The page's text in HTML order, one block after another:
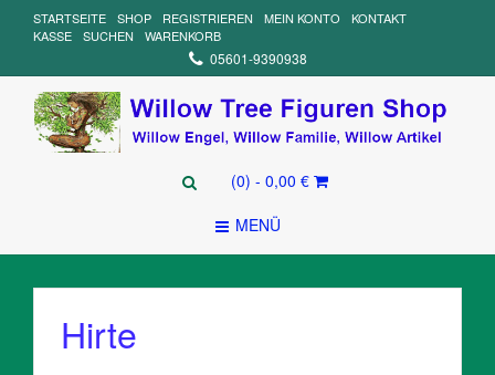
STARTSEITE SHOP REGISTRIEREN MEIN KONTO
KONTAKT
KASSE
SUCHEN WARENKORB
05601-9390938
(0) - 0,00 €
MENÜ
Hirte